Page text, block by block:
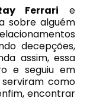
Ferrari e
sobre alguém
decepções,
assim, essa
e seguiu em
como
encontrar